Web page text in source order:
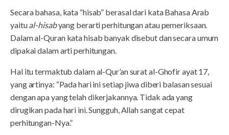
Secara bahasa, kata “hisab” berasal dari kata Bahasa Arab
yaitual-hisabyang berarti perhitungan atau pemeriksaan.
Dalam al-Quran kata hisab banyak disebut dan secara umum
dipakai dalam arti perhitungan.
Hal itu termaktub dalam al-Qur’an surat al-Ghofir ayat 17,
yang artinya: “Pada hari ini setiap jiwa diberi balasan sesuai
dengan apa yang telah dikerjakannya. Tidak ada yang
dirugikan pada hari ini. Sungguh, Allah sangat cepat
perhitungan-Nya.”